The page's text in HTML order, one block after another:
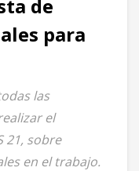
de
para
las
el
21, sobre
en el trabajo.